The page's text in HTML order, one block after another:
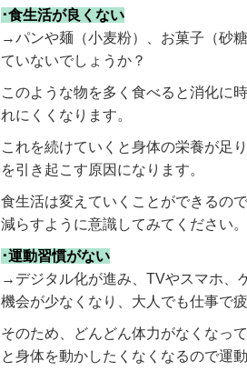
･食生活が良くない
→パンや麺（小麦粉）、お菓子（砂
ていないでしょうか？
このような物を多く食べると消化に
れにくくなります。
これを続けていくと身体の栄養が足
を引き起こす原因になります。
食生活は変えていくことができるの
減らすように意識してみてください。
･運動習慣がない
→デジタル化が進み、TVやスマホ、
機会が少なくなり、大人でも仕事で
そのため、どんどん体力がなくなっ
と身体を動かしたくなくなるので運